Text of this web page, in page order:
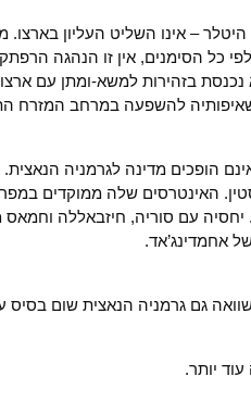
– אינו השליט העליון בארצו.
כל הסימנים, אין זו הנהגה
בזהירות למשא-ומתן עם
להשפעה במרחב המזרח
הופכים מדינה לגרמניה
האינטרסים שלה ממוקדים
עם סוריה, חיזבאללה
אחמדינג’אד.
גם גרמניה הנאצית שום בסיס
יותר.